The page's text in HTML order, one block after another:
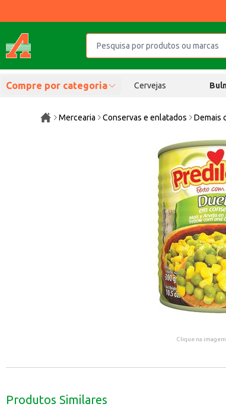
Compre por categoria Cervejas
Mercearia Conservas e enlatados Demais
Clique na
Produtos Similares